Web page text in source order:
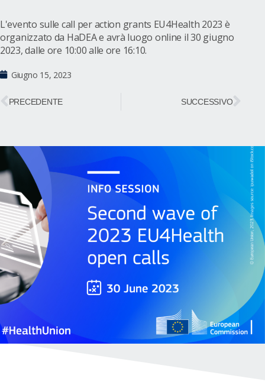
L'evento sulle call per action grants EU4Health 2023 è
organizzato da HaDEA e avrà luogo online il 30 giugno
2023, dalle ore 10:00 alle ore 16:10.
Giugno 15, 2023
PRECEDENTE SUCCESSIVO